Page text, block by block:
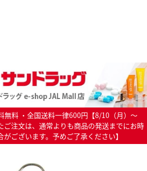
無料 ・全国送料一律600円【8/10（月）～
注文は、通常よりも商品の発送までにお時
ございます。予めご了承ください】